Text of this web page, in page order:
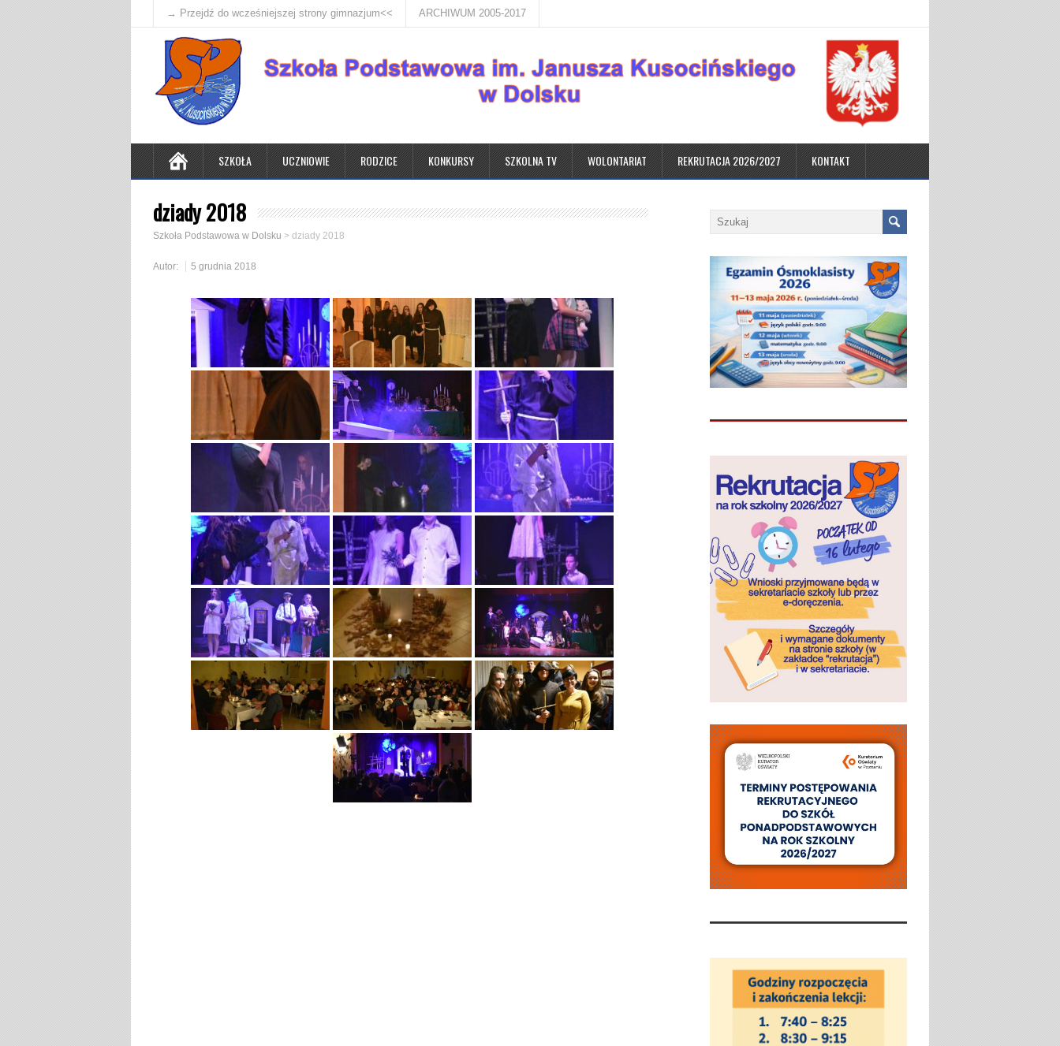
→ Przejdź do wcześniejszej strony gimnazjum<< ARCHIWUM 2005-2017
SZKOŁA UCZNIOWIE RODZICE KONKURSY SZKOLNA TV WOLONTARIAT REKRUTACJA 2026/2027 KONTAKT
dziady 2018
Szkoła Podstawowa w Dolsku > dziady 2018
Autor: 5 grudnia 2018